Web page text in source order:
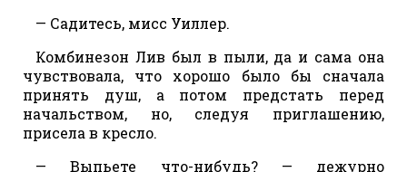
— Садитесь, мисс Уиллер.
Комбинезон Лив был в пыли, да и сама она
чувствовала, что хорошо было бы сначала
принять душ, а потом предстать перед
начальством, но, следуя приглашению,
присела в кресло.
— Выпьете что-нибудь? — дежурно